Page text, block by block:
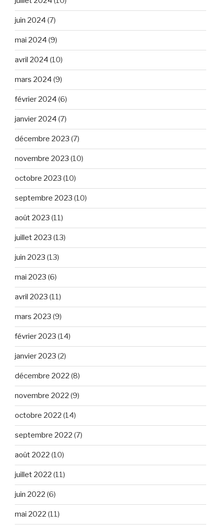
juin 2024 (7)
mai 2024 (9)
avril 2024 (10)
mars 2024 (9)
février 2024 (6)
janvier 2024 (7)
décembre 2023 (7)
novembre 2023 (10)
octobre 2023 (10)
septembre 2023 (10)
août 2023 (11)
juillet 2023 (13)
juin 2023 (13)
mai 2023 (6)
avril 2023 (11)
mars 2023 (9)
février 2023 (14)
janvier 2023 (2)
décembre 2022 (8)
novembre 2022 (9)
octobre 2022 (14)
septembre 2022 (7)
août 2022 (10)
juillet 2022 (11)
juin 2022 (6)
mai 2022 (11)